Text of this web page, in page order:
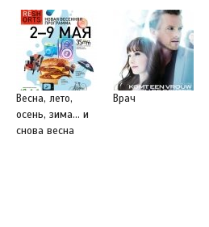
Весна, лето,
осень, зима... и
снова весна
Врач